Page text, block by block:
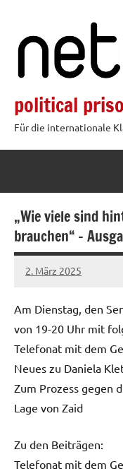
springen
political
Für die internationale
„Wie viele sind
brauchen“ –
2. März 2025
network
Am Dienstag, den
von 19-20 Uhr mit
Telefonat mit dem
Neues zu Daniela
Zum Prozess gegen
Lage von Zaid
Zu den Beiträgen:
Telefonat mit dem